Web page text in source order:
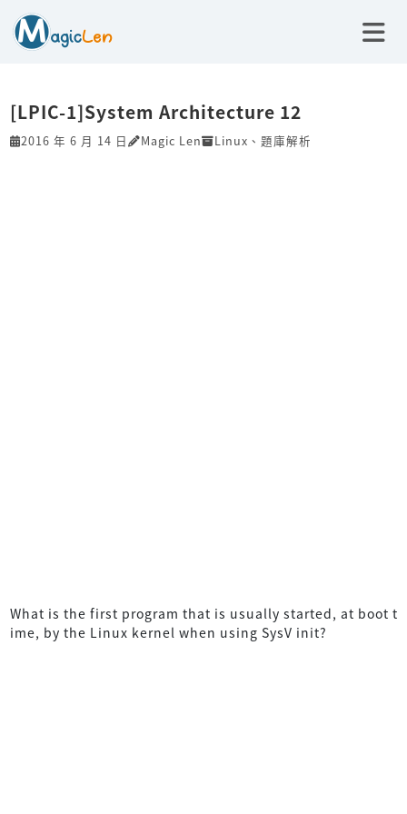
[LPIC-1]System Architecture 12
2016 年 6 月 14 日 Magic Len Linux 、 題庫解析
What is the first program that is usually started, at boot t
ime, by the Linux kernel when using SysV init?